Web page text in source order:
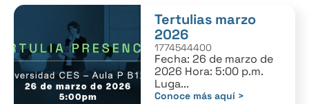
Tertulias marzo
2026
1774544400
Fecha: 26 de marzo de
2026 Hora: 5:00 p.m.
Luga...
Conoce más aquí >